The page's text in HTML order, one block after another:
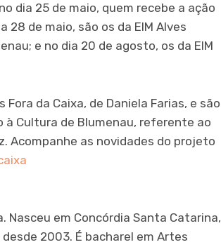
dia 25 de maio, quem recebe a ação
28 de maio, são os da EIM Alves
e no dia 20 de agosto, os da EIM
da Caixa, de Daniela Farias, e são
à Cultura de Blumenau, referente ao
Acompanhe as novidades do projeto
em Concórdia Santa Catarina,
2003. É bacharel em Artes